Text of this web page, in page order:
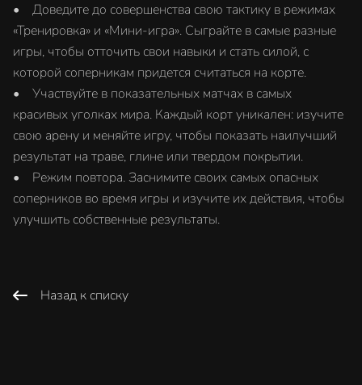
• Доведите до совершенства свою тактику в режимах
«Тренировка» и «Мини-игра». Сыграйте в самые разные
игры, чтобы отточить свои навыки и стать силой, с
которой соперникам придется считаться на корте.
• Участвуйте в показательных матчах в самых
красивых уголках мира. Каждый корт уникален: изучите
свою арену и меняйте игру, чтобы показать наилучший
результат на траве, глине или твердом покрытии.
• Режим повтора. Заснимите своих самых опасных
соперников во время игры и изучите их действия, чтобы
улучшить собственные результаты.
Назад к списку